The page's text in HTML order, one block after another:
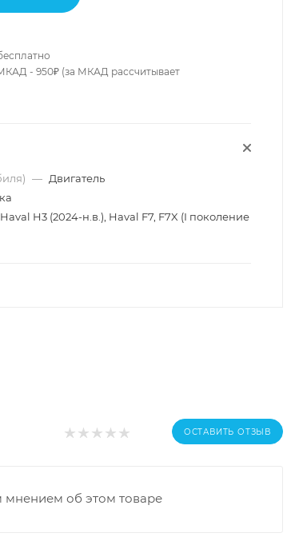
- 950₽ (за МКАД рассчитывает
— Двигатель
Haval H3 (2024-н.в.), Haval F7, F7X (I поколение
ОСТАВИТЬ ОТЗЫВ
мнением об этом товаре